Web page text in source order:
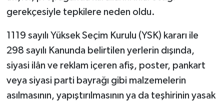
gerekçesiyle tepkilere neden oldu.
1119 sayılı Yüksek Seçim Kurulu (YSK) kararı ile
298 sayılı Kanunda belirtilen yerlerin dışında,
siyasi ilân ve reklam içeren afiş, poster, pankart
veya siyasi parti bayrağı gibi malzemelerin
asılmasının, yapıştırılmasının ya da teşhirinin yasak